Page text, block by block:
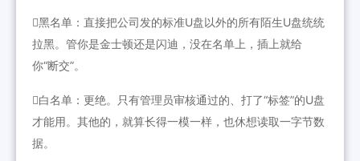
黑名单：直接把公司发的标准U盘以外的所有陌生U盘统统
拉黑。管你是金士顿还是闪迪，没在名单上，插上就给
你“断交”。
白名单：更绝。只有管理员审核通过的、打了“标签”的U盘
才能用。其他的，就算长得一模一样，也休想读取一字节数
据。